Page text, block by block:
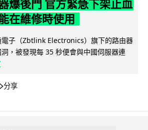
爆後門 官方緊急下架止血
在維修時使用
電子（Zbtlink Electronics）旗下的路由器
，被發現每 35 秒便會與中國伺服器連
分享